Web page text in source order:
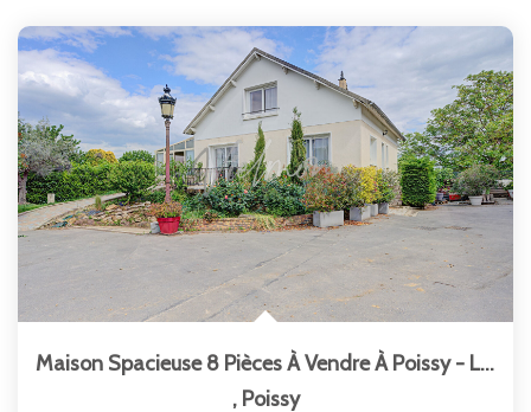
Maison Spacieuse 8 Pièces À Vendre À Poissy - La Maladrerie
, Poissy